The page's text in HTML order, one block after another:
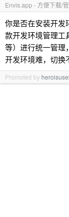
Envis.app - 方便下载/
你是否在安装开发
款开发环境管理工
等）进行统一管理
开发环境难，切换
Promoted by